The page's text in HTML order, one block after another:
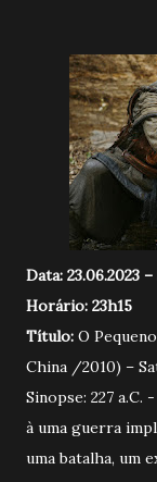
Data: 23.06.2023
Horário: 23h15
Título: O
China /2010) –
Sinopse: 227 a.C.
à uma guerra
uma batalha, um